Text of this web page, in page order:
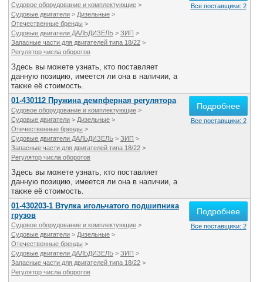
Судовое оборудование и комплектующие >
Судовые двигатели > Дизельные >
Отечественные бренды >
Судовые двигатели ДАЛЬДИЗЕЛЬ > ЗИП >
Запасные части для двигателей типа 18/22 >
Регулятор числа оборотов
Здесь вы можете узнать, кто поставляет
данную позицию, имеется ли она в наличии, а
также её стоимость.
Все поставщики: 2
01-430112 Пружина демпферная регулятора
Судовое оборудование и комплектующие >
Судовые двигатели > Дизельные >
Отечественные бренды >
Судовые двигатели ДАЛЬДИЗЕЛЬ > ЗИП >
Запасные части для двигателей типа 18/22 >
Регулятор числа оборотов
Здесь вы можете узнать, кто поставляет
данную позицию, имеется ли она в наличии, а
также её стоимость.
Подробнее
Все поставщики: 2
01-430203-1 Втулка игольчатого подшипника
грузов
Судовое оборудование и комплектующие >
Судовые двигатели > Дизельные >
Отечественные бренды >
Судовые двигатели ДАЛЬДИЗЕЛЬ > ЗИП >
Запасные части для двигателей типа 18/22 >
Регулятор числа оборотов
Подробнее
Все поставщики: 2